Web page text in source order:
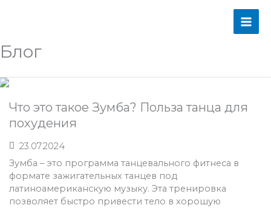
Блог
Что это такое Зумба? Польза танца для
похудения
23.07.2024
Зумба – это программа танцевального фитнеса в
формате зажигательных танцев под
латиноамериканскую музыку. Эта тренировка
позволяет быстро привести тело в хорошую